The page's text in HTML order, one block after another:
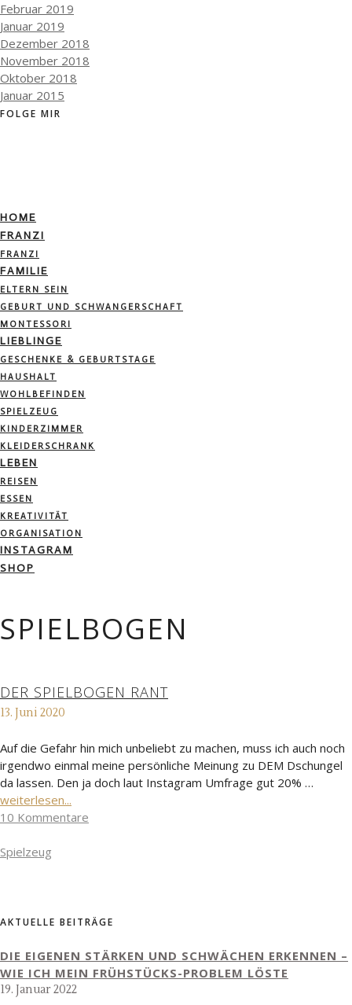
Februar 2019
Januar 2019
Dezember 2018
November 2018
Oktober 2018
Januar 2015
FOLGE MIR
HOME
FRANZI
FRANZI
FAMILIE
ELTERN SEIN
GEBURT UND SCHWANGERSCHAFT
MONTESSORI
LIEBLINGE
GESCHENKE & GEBURTSTAGE
HAUSHALT
WOHLBEFINDEN
SPIELZEUG
KINDERZIMMER
KLEIDERSCHRANK
LEBEN
REISEN
ESSEN
KREATIVITÄT
ORGANISATION
INSTAGRAM
SHOP
SPIELBOGEN
DER SPIELBOGEN RANT
13. Juni 2020
Auf die Gefahr hin mich unbeliebt zu machen, muss ich auch noch
irgendwo einmal meine persönliche Meinung zu DEM Dschungel
da lassen. Den ja doch laut Instagram Umfrage gut 20% …
weiterlesen...
10 Kommentare
Spielzeug
AKTUELLE BEITRÄGE
DIE EIGENEN STÄRKEN UND SCHWÄCHEN ERKENNEN –
WIE ICH MEIN FRÜHSTÜCKS-PROBLEM LÖSTE
19. Januar 2022